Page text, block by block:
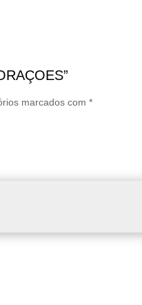
marcados com*